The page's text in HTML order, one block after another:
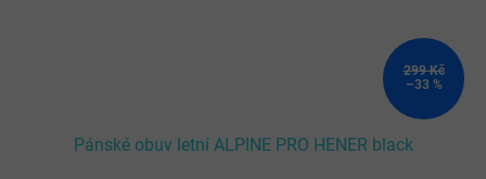
299 Kč
–33 %
Pánské obuv letní ALPINE PRO HENER black